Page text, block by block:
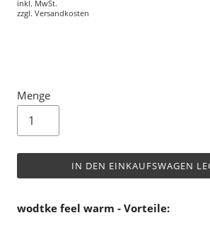
inkl. MwSt.
zzgl. Versandkosten
Menge
IN DEN EINKAUFSWAGEN
wodtke feel warm - Vorteile: